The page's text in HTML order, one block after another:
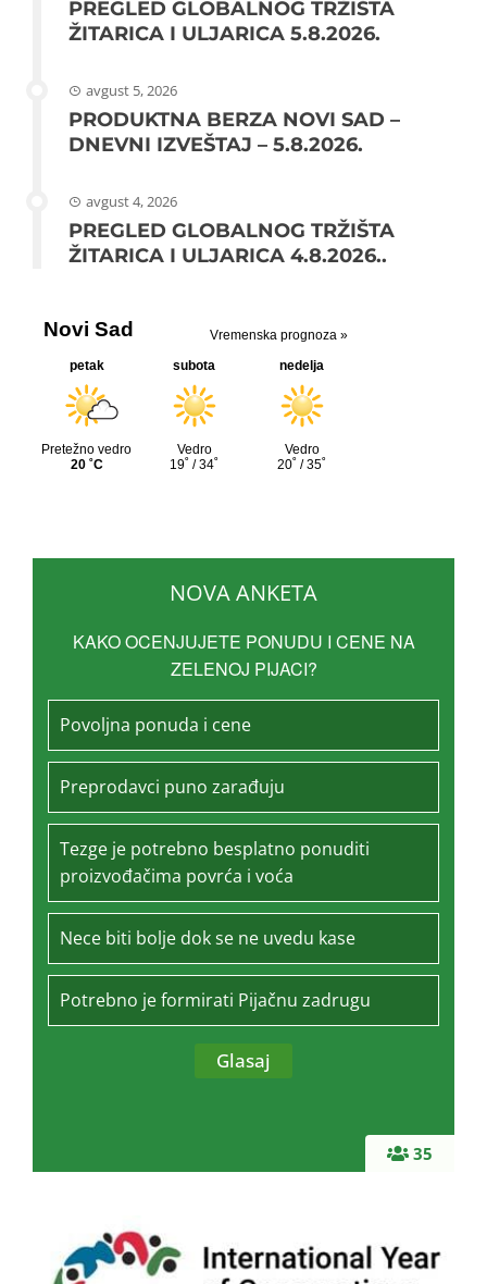
PREGLED GLOBALNOG TRŽIŠTA
ŽITARICA I ULJARICA 5.8.2026.
avgust 5, 2026
PRODUKTNA BERZA NOVI SAD –
DNEVNI IZVEŠTAJ – 5.8.2026.
avgust 4, 2026
PREGLED GLOBALNOG TRŽIŠTA
ŽITARICA I ULJARICA 4.8.2026..
35
NOVA ANKETA
KAKO OCENJUJETE PONUDU I CENE NA
ZELENOJ PIJACI?
Povoljna ponuda i cene
Preprodavci puno zarađuju
Tezge je potrebno besplatno ponuditi
proizvođačima povrća i voća
Nece biti bolje dok se ne uvedu kase
Potrebno je formirati Pijačnu zadrugu